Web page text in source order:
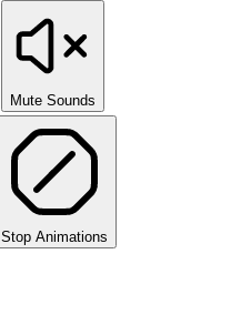
Mute Sounds
Stop Animations